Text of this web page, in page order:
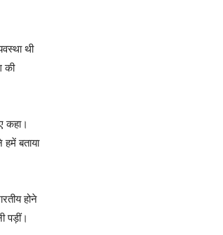
थी
की
कहा।
बताया
होने
पड़ीं।